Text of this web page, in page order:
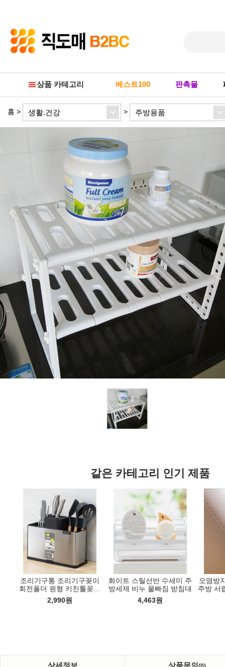
PrevNext
상품 카테고리 베스트100 판촉물
홈 > 생활.건강 > 주방용품
같은 카테고리 인기 제품
조리기구통 조리기구꽂이
회전폴더 원형 키친툴꽂이
대형수저통
2,990원
화이트 스틸선반 수세미 주
방세제 비누 물빠짐 받침대
4,463원
오염방
주방 서
루미늄 시트
크대 화장실
휴대용 미니 전자 저울 물고
기 측정 루어낚시 계측기
캠핑테이블 캠핑롤테이블
경량테이블